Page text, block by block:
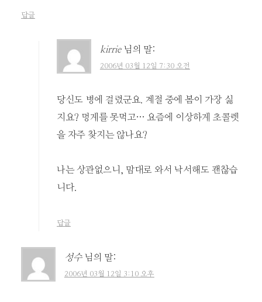
답글
kirrie 님의 말:
2006년 03월 12일 7:30 오전
당신도 병에 걸렸군요. 계절 중에 봄이 가장 싫
지요? 멍게를 못먹고… 요즘에 이상하게 초콜렛
을 자주 찾지는 않나요?
나는 상관없으니, 맘대로 와서 낙서해도 괜찮습
니다.
답글
성수 님의 말:
2006년 03월 12일 3:10 오후